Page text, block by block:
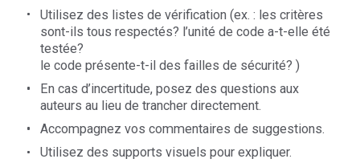
Utilisez des listes de vérification (ex. : les critères
sont-ils tous respectés? l’unité de code a-t-elle été
testée?
le code présente-t-il des failles de sécurité? )
En cas d’incertitude, posez des questions aux
auteurs au lieu de trancher directement.
Accompagnez vos commentaires de suggestions.
Utilisez des supports visuels pour expliquer.